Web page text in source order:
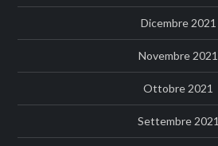
Dicembre 2021
Novembre 2021
Ottobre 2021
Settembre 2021